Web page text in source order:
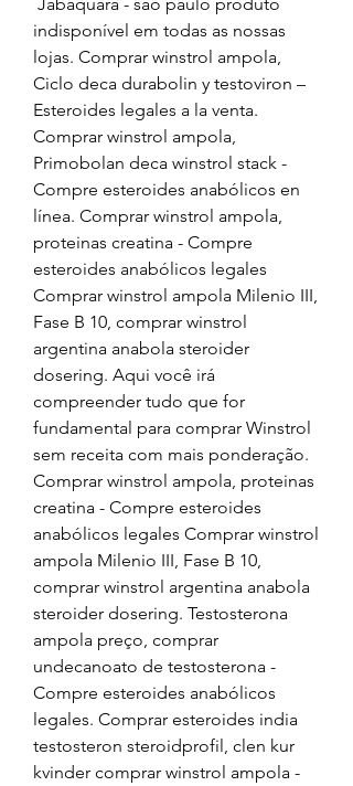
indisponível em todas as nossas
lojas. Comprar winstrol ampola,
Ciclo deca durabolin y testoviron –
Esteroides legales a la venta.
Comprar winstrol ampola,
Primobolan deca winstrol stack -
Compre esteroides anabólicos en
línea. Comprar winstrol ampola,
proteinas creatina - Compre
esteroides anabólicos legales
Comprar winstrol ampola Milenio III,
Fase B 10, comprar winstrol
argentina anabola steroider
dosering. Aqui você irá
compreender tudo que for
fundamental para comprar Winstrol
sem receita com mais ponderação.
Comprar winstrol ampola, proteinas
creatina - Compre esteroides
anabólicos legales Comprar winstrol
ampola Milenio III, Fase B 10,
comprar winstrol argentina anabola
steroider dosering. Testosterona
ampola preço, comprar
undecanoato de testosterona -
Compre esteroides anabólicos
legales. Comprar esteroides india
testosteron steroidprofil, clen kur
kvinder comprar winstrol ampola -